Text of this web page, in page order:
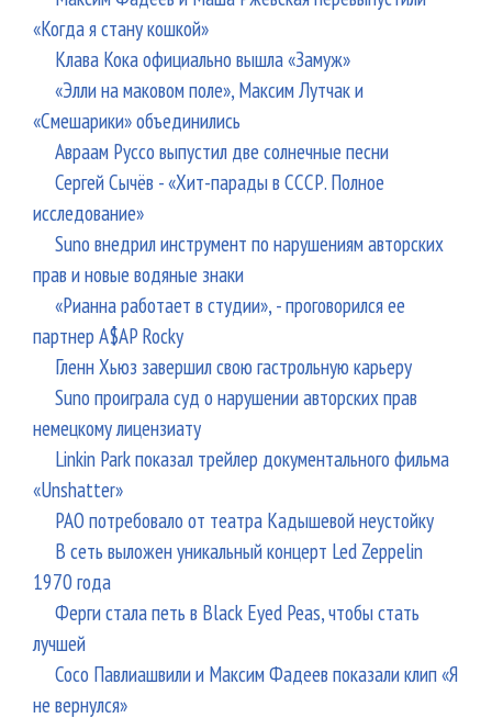
«Когда я стану кошкой»
Клава Кока официально вышла «Замуж»
«Элли на маковом поле», Максим Лутчак и
«Смешарики» объединились
Авраам Руссо выпустил две солнечные песни
Сергей Сычёв - «Хит-парады в СССР. Полное
исследование»
Suno внедрил инструмент по нарушениям авторских
прав и новые водяные знаки
«Рианна работает в студии», - проговорился ее
партнер A$AP Rocky
Гленн Хьюз завершил свою гастрольную карьеру
Suno проиграла суд о нарушении авторских прав
немецкому лицензиату
Linkin Park показал трейлер документального фильма
«Unshatter»
РАО потребовало от театра Кадышевой неустойку
В сеть выложен уникальный концерт Led Zeppelin
1970 года
Ферги стала петь в Black Eyed Peas, чтобы стать
лучшей
Сосо Павлиашвили и Максим Фадеев показали клип «Я
не вернулся»